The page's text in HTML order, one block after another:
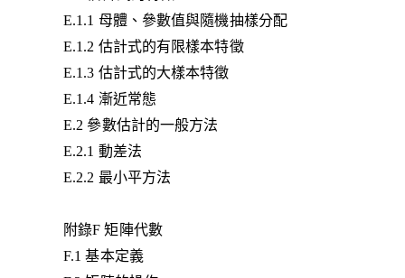
E.1.1 母體、參數值與隨機抽樣分配
E.1.2 估計式的有限樣本特徵
E.1.3 估計式的大樣本特徵
E.1.4 漸近常態
E.2 參數估計的一般方法
E.2.1 動差法
E.2.2 最小平方法
附錄F 矩陣代數
F.1 基本定義